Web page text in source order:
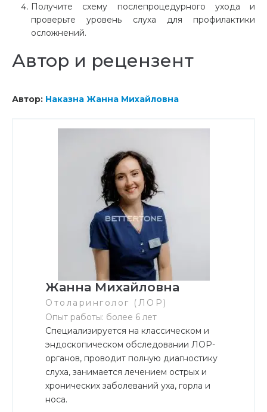
Получите схему послепроцедурного ухода и
проверьте уровень слуха для профилактики
осложнений.
Автор и рецензент
Автор: Наказна Жанна Михайловна
Жанна Михайловна
Отоларинголог (ЛОР)
Опыт работы: более 6 лет
Специализируется на классическом и
эндоскопическом обследовании ЛОР-
органов, проводит полную диагностику
слуха, занимается лечением острых и
хронических заболеваний уха, горла и
носа.